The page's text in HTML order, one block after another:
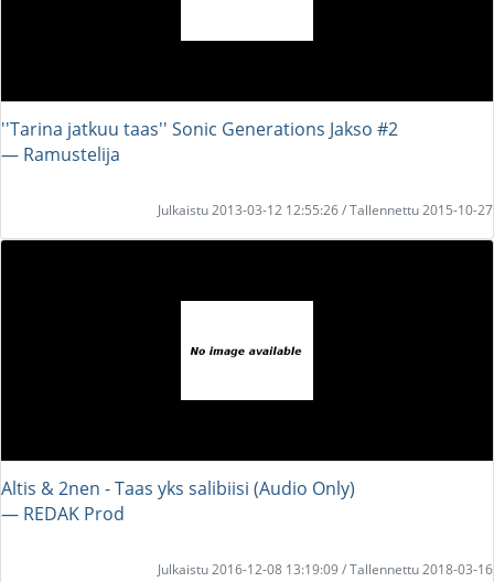
''Tarina jatkuu taas'' Sonic Generations Jakso #2
― Ramustelija
Julkaistu 2013-03-12 12:55:26 / Tallennettu 2015-10-27
Altis & 2nen - Taas yks salibiisi (Audio Only)
― REDAK Prod
Julkaistu 2016-12-08 13:19:09 / Tallennettu 2018-03-16